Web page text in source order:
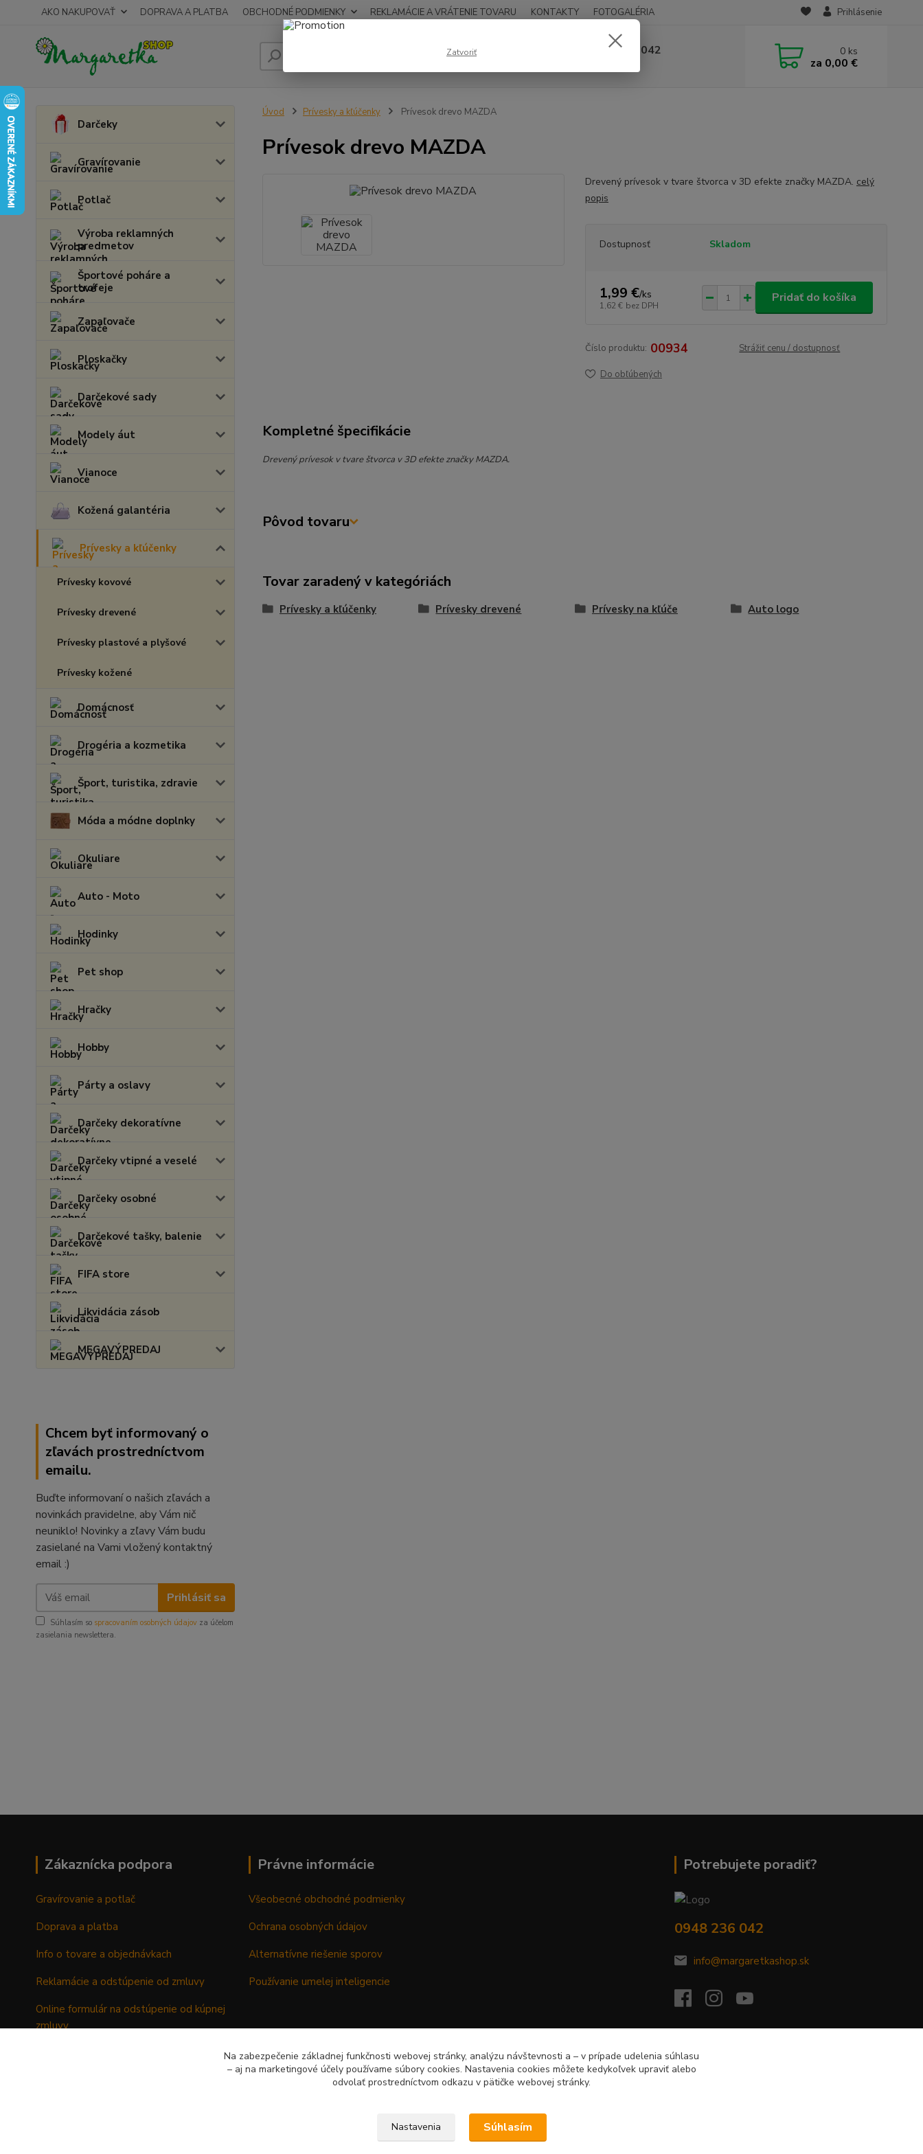
AKO NAKUPOVAŤ DOPRAVA A PLATBA OBCHODNÉ PODMIENKY REKLAMÁCIE A VRÁTENIE TOVARU KONTAKTY FOTOGALÉRIA Prihlásenie
Hľadať 0948 236 042 0 ks
za 0,00 €
Darčeky
Gravírovanie
Potlač
Výroba reklamných
predmetov
Športové poháre a
trofeje
Zapaľovače
Ploskačky
Darčekové sady
Modely áut
Vianoce
Kožená galantéria
Prívesky a kľúčenky
Prívesky kovové
Prívesky drevené
Prívesky plastové a plyšové
Prívesky kožené
Domácnosť
Drogéria a kozmetika
Šport, turistika, zdravie
Móda a módne doplnky
Okuliare
Auto - Moto
Hodinky
Pet shop
Hračky
Hobby
Párty a oslavy
Darčeky dekoratívne
Darčeky vtipné a veselé
Darčeky osobné
Darčekové tašky, balenie
FIFA store
Likvidácia zásob
MEGAVÝPREDAJ
Chcem byť informovaný o
zľavách prostredníctvom
emailu.
Buďte informovaní o našich zľavách a
novinkách pravidelne, aby Vám nič
neuniklo! Novinky a zľavy Vám budu
zasielané na Vami vložený kontaktný
email :)
Prihlásiť sa
Súhlasím so spracovaním osobných údajov za účelom
zasielania newslettera.
Úvod Prívesky a kľúčenky Prívesok drevo MAZDA
Prívesok drevo MAZDA
Drevený prívesok v tvare štvorca v 3D efekte značky MAZDA. celý
popis
Dostupnosť Skladom
1,99 €/ks
1,62 € bez DPH
Pridať do košíka
Číslo produktu: 00934 Strážiť cenu / dostupnosť
Do obľúbených
Kompletné špecifikácie
Drevený prívesok v tvare štvorca v 3D efekte značky MAZDA.
Pôvod tovaru
Tovar zaradený v kategóriách
Prívesky a kľúčenky Prívesky drevené Prívesky na kľúče Auto logo
Zákaznícka podpora
Gravírovanie a potlač
Doprava a platba
Info o tovare a objednávkach
Reklamácie a odstúpenie od zmluvy
Online formulár na odstúpenie od kúpnej
zmluvy
Právne informácie
Všeobecné obchodné podmienky
Ochrana osobných údajov
Alternatívne riešenie sporov
Používanie umelej inteligencie
Potrebujete poradiť?
0948 236 042
info@margaretkashop.sk
Zatvoriť
Na zabezpečenie základnej funkčnosti webovej stránky, analýzu návštevnosti a – v prípade udelenia súhlasu
– aj na marketingové účely používame súbory cookies. Nastavenia cookies môžete kedykoľvek upraviť alebo
odvolať prostredníctvom odkazu v pätičke webovej stránky.
Nastavenia Súhlasím